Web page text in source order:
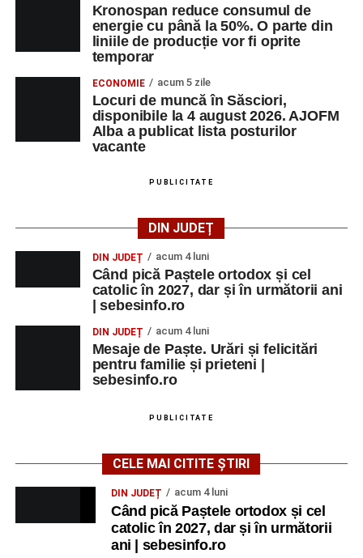
Kronospan reduce consumul de
energie cu până la 50%. O parte din
liniile de producție vor fi oprite
temporar
ECONOMIE acum 5 zile
Locuri de muncă în Săsciori,
disponibile la 4 august 2026. AJOFM
Alba a publicat lista posturilor
vacante
PUBLICITATE
DIN JUDEȚ
DIN JUDEȚ acum 4 luni
Când pică Paștele ortodox și cel
catolic în 2027, dar și în următorii ani
| sebesinfo.ro
DIN JUDEȚ acum 4 luni
Mesaje de Paște. Urări și felicitări
pentru familie și prieteni |
sebesinfo.ro
PUBLICITATE
CELE MAI CITITE ȘTIRI
DIN JUDEȚ acum 4 luni
Când pică Paștele ortodox și cel
catolic în 2027, dar și în următorii
ani | sebesinfo.ro